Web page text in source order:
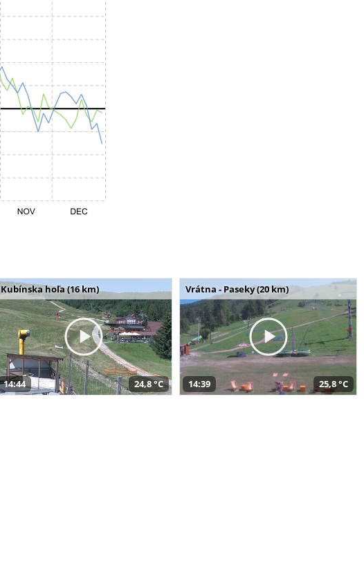
Kubínska hoľa (16 km)
14:44 24,8 °C
Vrátna - Paseky (20 km)
14:39 25,8 °C